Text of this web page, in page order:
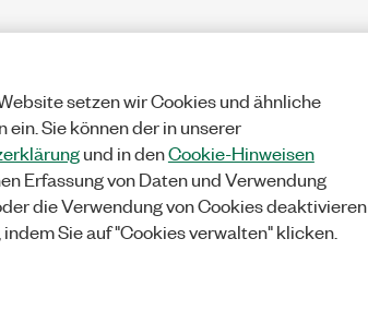
setzen wir Cookies und ähnliche
ein. Sie können der in unserer
und in denCookie-Hinweisen
Erfassung von Daten und Verwendung
die Verwendung von Cookies deaktivieren
Sie auf "Cookies verwalten" klicken.